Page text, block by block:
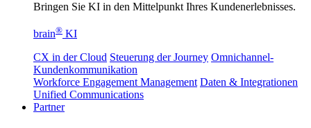
Bringen Sie KI in den Mittelpunkt Ihres Kundenerlebnisses.
brain® KI
CX in der Cloud Steuerung der Journey Omnichannel-
Kundenkommunikation
Workforce Engagement Management Daten & Integrationen
Unified Communications
Partner